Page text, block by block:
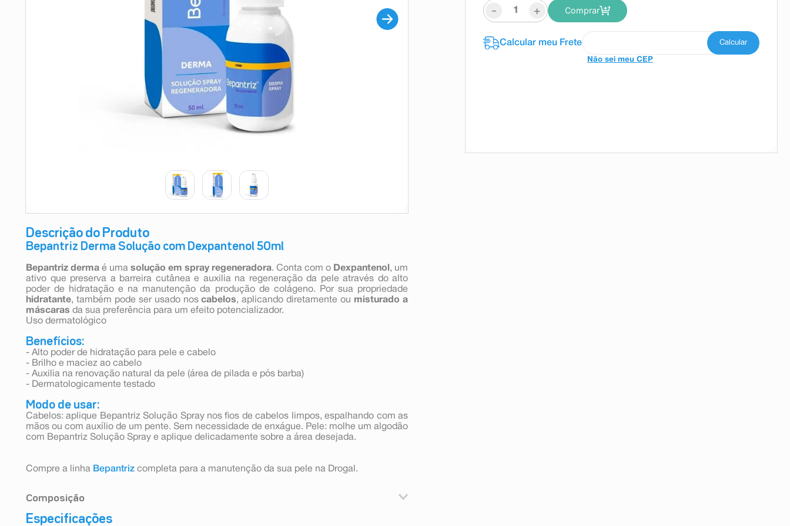
Descrição do Produto
Bepantriz Derma Solução com Dexpantenol 50ml
Bepantriz derma é uma solução em spray regeneradora. Conta com o Dexpantenol , um
ativo que preserva a barreira cutânea e auxilia na regeneração da pele através do alto
poder de hidratação e na manutenção da produção de colágeno. Por sua propriedade
hidratante, também pode ser usado noscabelos, aplicando diretamente ou misturado a
máscaras da sua preferência para um efeito potencializador.
Uso dermatológico
Benefícios:
- Alto poder de hidratação para pele e cabelo
- Brilho e maciez ao cabelo
- Auxilia na renovação natural da pele (área de pilada e pós barba)
- Dermatologicamente testado
Modo de usar:
Cabelos: aplique Bepantriz Solução Spray nos fios de cabelos limpos, espalhando com as
mãos ou com auxílio de um pente. Sem necessidade de enxágue. Pele: molhe um algodão
com Bepantriz Solução Spray e aplique delicadamente sobre a área desejada.
Compre a linha Bepantriz completa para a manutenção da sua pele na Drogal.
Composição
Aqua (Água), Methylparaben (Metilparabeno), Propylparaben (Propilparabeno), Disodium
Especificações
- + Comprar
Não sei meu CEP
absorvente
10
shampoo